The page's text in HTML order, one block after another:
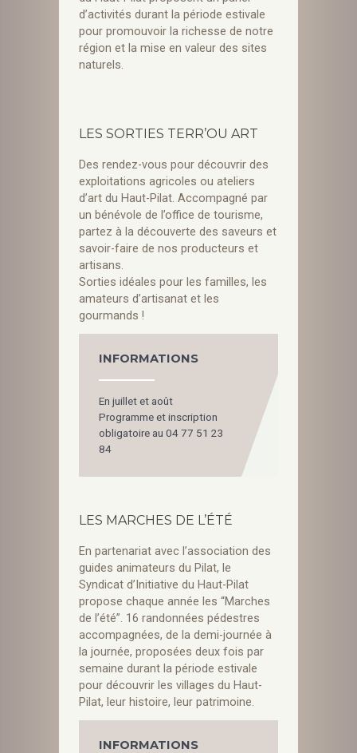
d’activités durant la période estivale
pour promouvoir la richesse de notre
région et la mise en valeur des sites
naturels.
LES SORTIES TERR’OU ART
Des rendez-vous pour découvrir des
exploitations agricoles ou ateliers
d’art du Haut-Pilat. Accompagné par
un bénévole de l’office de tourisme,
partez à la découverte des saveurs et
savoir-faire de nos producteurs et
artisans.
Sorties idéales pour les familles, les
amateurs d’artisanat et les
gourmands !
INFORMATIONS
En juillet et août
Programme et inscription
obligatoire au 04 77 51 23
84
LES MARCHES DE L’ÉTÉ
En partenariat avec l’association des
guides animateurs du Pilat, le
Syndicat d’Initiative du Haut-Pilat
propose chaque année les “Marches
de l’été”. 16 randonnées pédestres
accompagnées, de la demi-journée à
la journée, proposées deux fois par
semaine durant la période estivale
pour découvrir les villages du Haut-
Pilat, leur histoire, leur patrimoine.
INFORMATIONS